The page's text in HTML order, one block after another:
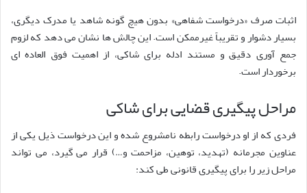
اثبات صرف «درخواست شفاهی» بدون هیچ گونه شاهد یا مدرک دیگری،
بسیار دشوار و تقریباً غیرممکن است. این چالش ها نشان می دهد که لزوم
جمع آوری دقیق و مستند ادله برای شاکی، از اهمیت فوق العاده ای
برخوردار است.
مراحل پیگیری قضایی برای شاکی
فردی که از او درخواست رابطه نامشروع شده و این درخواست ذیل یکی از
عناوین مجرمانه (تهدید، توهین، مزاحمت و…) قرار می گیرد، می تواند
مراحل زیر را برای پیگیری قانونی طی کند: